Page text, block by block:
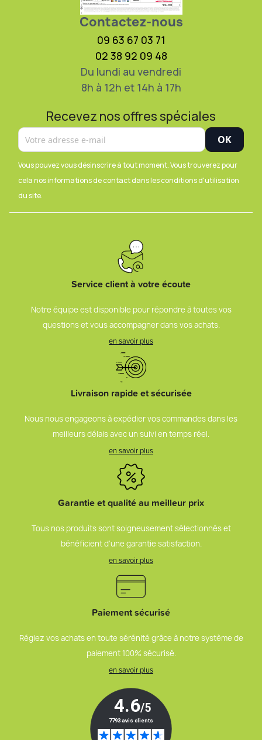
Contactez-nous
09 63 67 03 71
02 38 92 09 48
Du lundi au vendredi
8h à 12h et 14h à 17h
Recevez nos offres spéciales
Vous pouvez vous désinscrire à tout moment. Vous trouverez pour
cela nos informations de contact dans les conditions d'utilisation
du site.
Service client à votre écoute
Notre équipe est disponible pour répondre à toutes vos
questions et vous accompagner dans vos achats.
en savoir plus
Livraison rapide et sécurisée
Nous nous engageons à expédier vos commandes dans les
meilleurs délais avec un suivi en temps réel.
en savoir plus
Garantie et qualité au meilleur prix
Tous nos produits sont soigneusement sélectionnés et
bénéficient d’une garantie satisfaction.
en savoir plus
Paiement sécurisé
Réglez vos achats en toute sérénité grâce à notre système de
paiement 100% sécurisé.
en savoir plus